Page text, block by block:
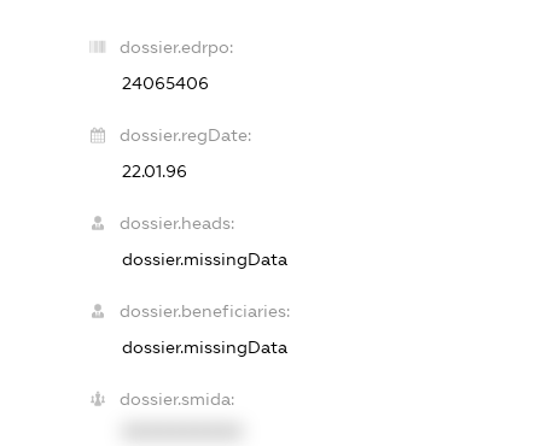
dossier.edrpo:
24065406
dossier.regDate:
22.01.96
dossier.heads:
dossier.missingData
dossier.beneficiaries:
dossier.missingData
dossier.smida: